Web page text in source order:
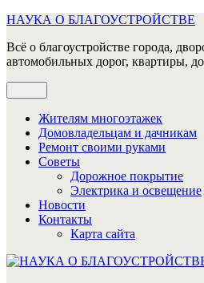
Перейти
содержимому
НАУКА О БЛАГОУСТРОЙСТВЕ
Всё о благоустройстве города,
автомобильных дорог, квартиры,
Жителям многоэтажек
Домовладельцам и дачникам
Ремонт своими руками
Советы
Дорожное покрытие
Электрика и освещение
Новости
Контакты
Карта сайта